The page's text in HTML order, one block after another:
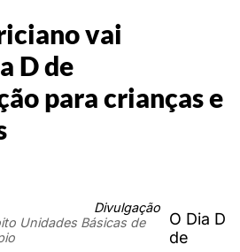
vai
D de
para crianças e
Divulgação
Unidades Básicas de
O Dia D
de